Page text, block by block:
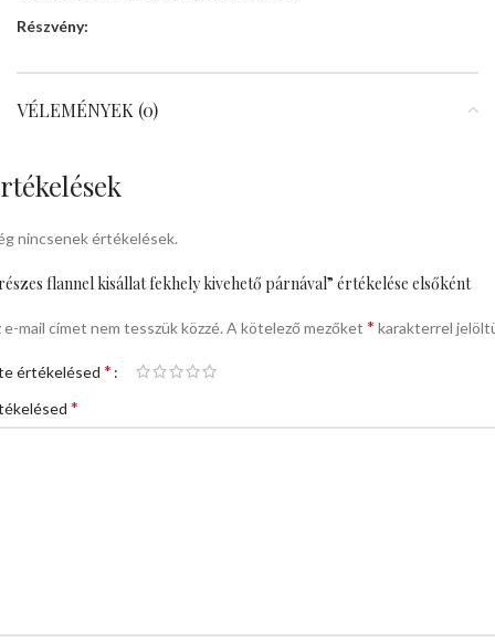
Részvény:
VÉLEMÉNYEK (0)
nincsenek értékelések.
flannel kisállat fekhely kivehető párnával” értékelése elsőként
e-mail címet nem tesszük közzé. A kötelező mezőket * karakterrel
értékelésed *
*